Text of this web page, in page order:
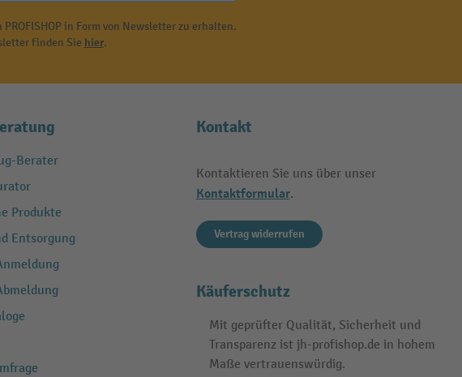
in Form von Newsletter zu erhalten.
finden Sie hier.
Berater
Produkte
Entsorgung
Kontakt
Kontaktieren Sie uns über unser
Kontaktformular.
Vertrag widerrufen
Käuferschutz
Mit geprüfter Qualität, Sicherheit und
Transparenz ist jh-profishop.de in hohem
Maße vertrauenswürdig.